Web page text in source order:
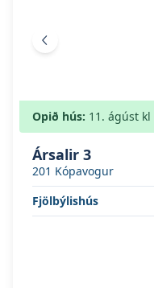
Opið hús: 11. ágúst kl
Fyrri mynd
Ársalir 3
201 Kópavogur
Fjölbýlishús